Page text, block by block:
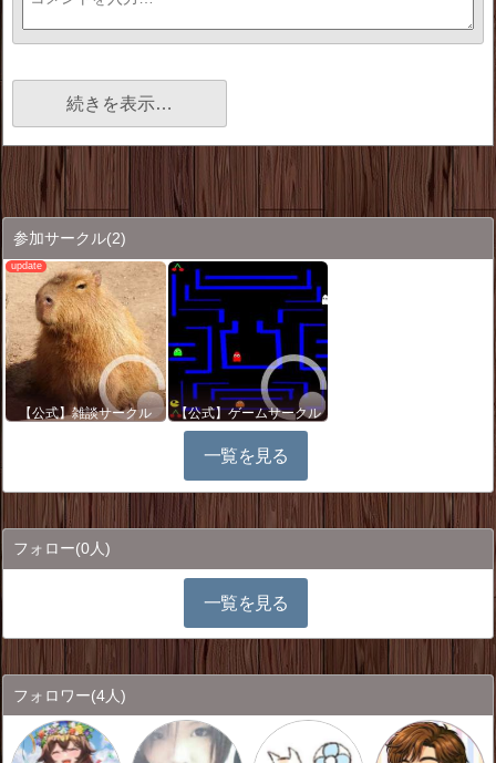
続きを表示…
参加サークル(2)
【公式】雑談サークル 【公式】ゲームサークル
一覧を見る
フォロー(0人)
一覧を見る
フォロワー(4人)